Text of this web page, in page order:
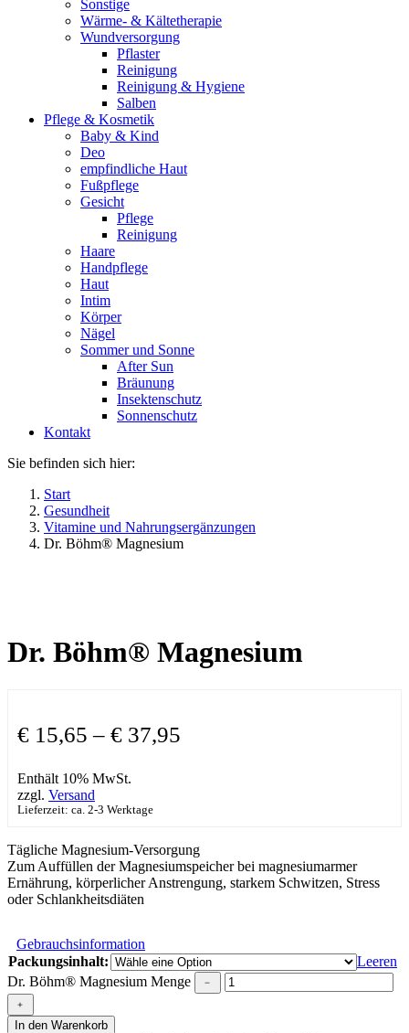
Sonstige
Wärme- & Kältetherapie
Wundversorgung
Pflaster
Reinigung
Reinigung & Hygiene
Salben
Pflege & Kosmetik
Baby & Kind
Deo
empfindliche Haut
Fußpflege
Gesicht
Pflege
Reinigung
Haare
Handpflege
Haut
Intim
Körper
Nägel
Sommer und Sonne
After Sun
Bräunung
Insektenschutz
Sonnenschutz
Kontakt
Sie befinden sich hier:
Start
Gesundheit
Vitamine und Nahrungsergänzungen
Dr. Böhm® Magnesium
Dr. Böhm® Magnesium
€ 15,65 – € 37,95
Enthält 10% MwSt.
zzgl. Versand
Lieferzeit: ca. 2-3 Werktage
Tägliche Magnesium-Versorgung
Zum Auffüllen der Magnesiumspeicher bei magnesiumarmer
Ernährung, körperlicher Anstrengung, starkem Schwitzen, Stress
oder Schlankheitsdiäten
Gebrauchsinformation
Packungsinhalt:
Leeren
Dr. Böhm® Magnesium Menge
﹣
﹢
In den Warenkorb